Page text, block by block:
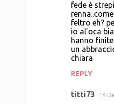
fede è
feltro eh?
io al'oca
hanno
un
chiara
REPLY
titti73 14